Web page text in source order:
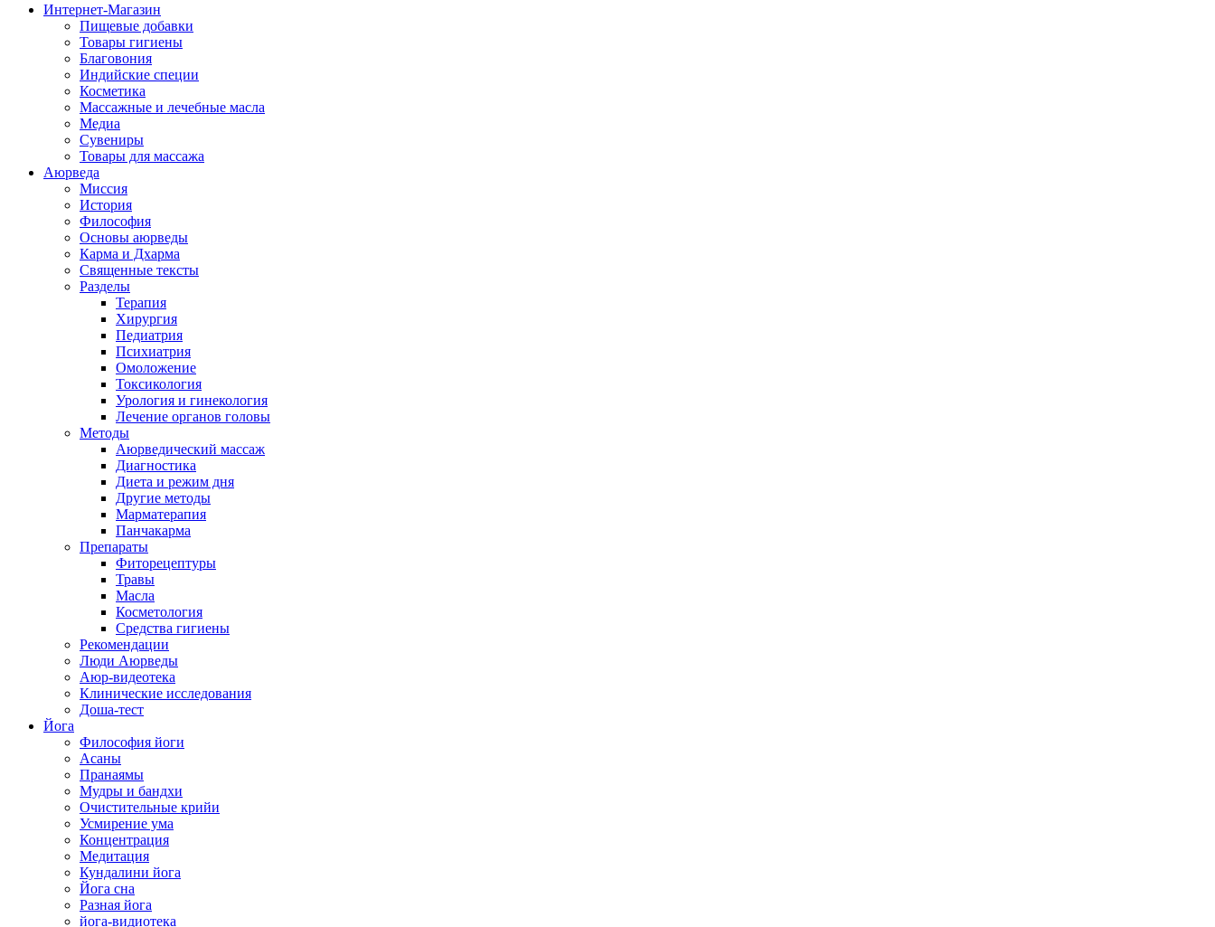
Интернет-Магазин
Пищевые добавки
Товары гигиены
Благовония
Индийские специи
Косметика
Массажные и лечебные масла
Медиа
Сувениры
Товары для массажа
Аюрведа
Миссия
История
Философия
Основы аюрведы
Карма и Дхарма
Священные тексты
Разделы
Терапия
Хирургия
Педиатрия
Психиатрия
Омоложение
Токсикология
Урология и гинекология
Лечение органов головы
Методы
Аюрведический массаж
Диагностика
Диета и режим дня
Другие методы
Марматерапия
Панчакарма
Препараты
Фиторецептуры
Травы
Масла
Косметология
Средства гигиены
Рекомендации
Люди Аюрведы
Аюр-видеотека
Клинические исследования
Доша-тест
Йога
Философия йоги
Асаны
Пранаямы
Мудры и бандхи
Очистительные крийи
Усмирение ума
Концентрация
Медитация
Кундалини йога
Йога сна
Разная йога
йога-видиотека